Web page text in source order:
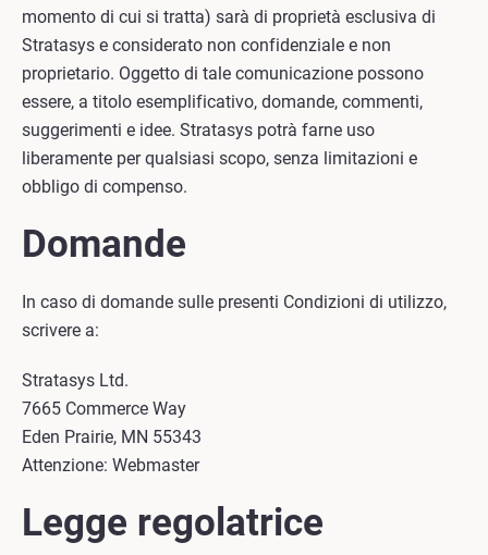
momento di cui si tratta) sarà di proprietà esclusiva di
Stratasys e considerato non confidenziale e non
proprietario. Oggetto di tale comunicazione possono
essere, a titolo esemplificativo, domande, commenti,
suggerimenti e idee. Stratasys potrà farne uso
liberamente per qualsiasi scopo, senza limitazioni e
obbligo di compenso.
Domande
In caso di domande sulle presenti Condizioni di utilizzo,
scrivere a:
Stratasys Ltd.
7665 Commerce Way
Eden Prairie, MN 55343
Attenzione: Webmaster
Legge regolatrice